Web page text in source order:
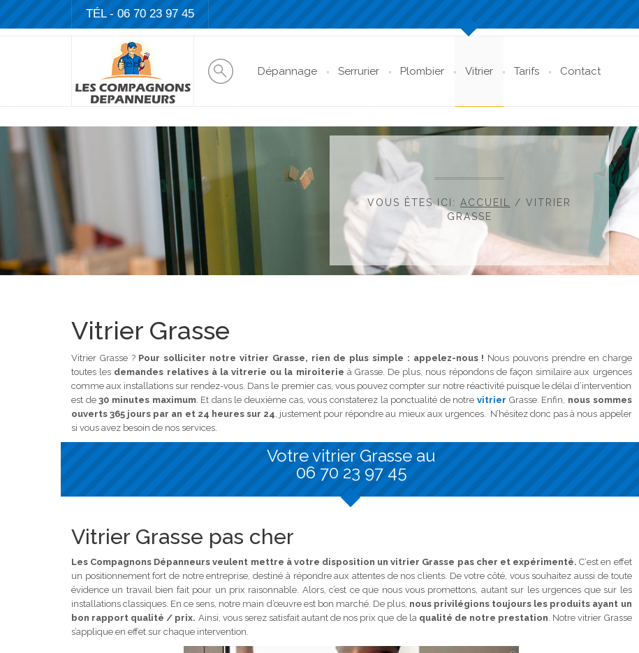
TÉL - 06 70 23 97 45
Dépannage Serrurier Plombier Vitrier Tarifs Contact
VOUS ÊTES ICI: ACCUEIL / VITRIER
GRASSE
Vitrier Grasse
Vitrier Grasse ? Pour solliciter notre vitrier Grasse, rien de plus simple : appelez-nous ! Nous pouvons prendre en charge
toutes les demandes relatives à la vitrerie ou la miroiterie à Grasse. De plus, nous répondons de façon similaire aux urgences
comme aux installations sur rendez-vous. Dans le premier cas, vous pouvez compter sur notre réactivité puisque le délai d’intervention
est de30 minutes maximum. Et dans le deuxième cas, vous constaterez la ponctualité de notre vitrier Grasse. Enfin, nous sommes
ouverts 365 jours par an et 24 heures sur 24 , justement pour répondre au mieux aux urgences. N’hésitez donc pas à nous appeler
si vous avez besoin de nos services.
Votre vitrier Grasse au
06 70 23 97 45
Vitrier Grasse pas cher
Les Compagnons Dépanneurs veulent mettre à votre disposition un vitrier Grasse pas cher et expérimenté. C‘est en effet
un positionnement fort de notre entreprise, destiné à répondre aux attentes de nos clients. De votre côté, vous souhaitez aussi de toute
évidence un travail bien fait pour un prix raisonnable. Alors, c’est ce que nous vous promettons, autant sur les urgences que sur les
installations classiques. En ce sens, notre main d’œuvre est bon marché. De plus, nous privilégions toujours les produits ayant un
bon rapport qualité / prix. Ainsi, vous serez satisfait autant de nos prix que de la qualité de notre prestation . Notre vitrier Grasse
s’applique en effet sur chaque intervention.